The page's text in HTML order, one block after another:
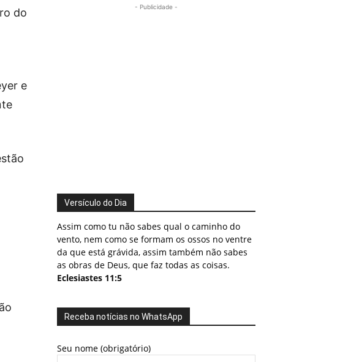
do
e
- Publicidade -
Versículo do Dia
Assim como tu não sabes qual o caminho do
vento, nem como se formam os ossos no ventre
da que está grávida, assim também não sabes
as obras de Deus, que faz todas as coisas.
Eclesiastes 11:5
Receba notícias no WhatsApp
Seu nome (obrigatório)